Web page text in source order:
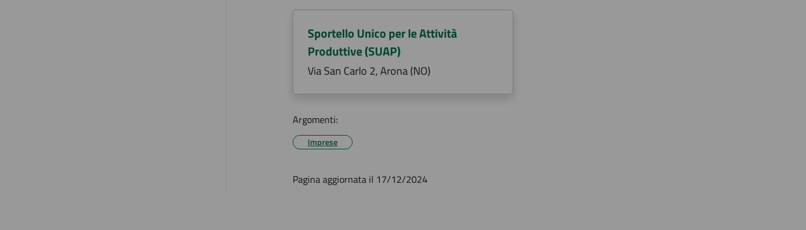
Sportello Unico per le Attività
Produttive (SUAP)
Via San Carlo 2, Arona (NO)
Argomenti:
Imprese
Pagina aggiornata il 17/12/2024